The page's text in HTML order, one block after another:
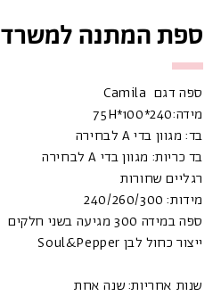
ספת המתנה למשרד Camila Sofa
ספה דגם Camila
מידה:75H*100*240
בד: מגוון בדי A לבחירה
בד כריות: מגוון בדי A לבחירה
רגליים שחורות
מידות: 240/260/300
ספה במידה 300 מגיעה בשני חלקים
ייצור כחול לבן Soul&Pepper
שנות אחריות: שנה אחת